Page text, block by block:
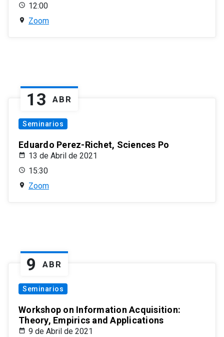
12:00
Zoom
13 ABR
Seminarios
Eduardo Perez-Richet, Sciences Po
13 de Abril de 2021
15:30
Zoom
9 ABR
Seminarios
Workshop on Information Acquisition:
Theory, Empirics and Applications
9 de Abril de 2021